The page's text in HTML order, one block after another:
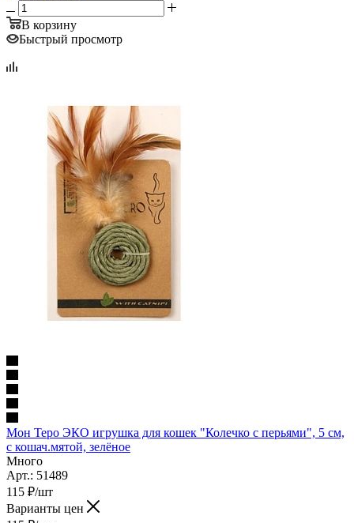
В корзину
Быстрый просмотр
Мон Теро ЭКО игрушка для кошек "Колечко с перьями", 5 см,
с кошач.мятой, зелёное
Много
Арт.: 51489
115 ₽/шт
Варианты цен